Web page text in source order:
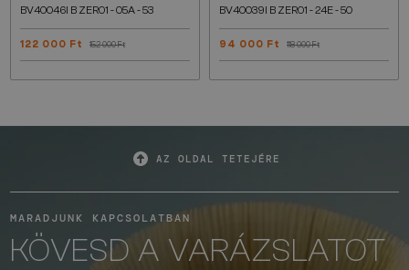
BV40046I B ZERO1 - 05A - 53
122 000 Ft 152 000 Ft
BV40039I B ZERO1 - 24E - 50
94 000 Ft 118 000 Ft
AZ OLDAL TETEJÉRE
MARADJUNK KAPCSOLATBAN
KÖVESD A VARÁZSLATOT